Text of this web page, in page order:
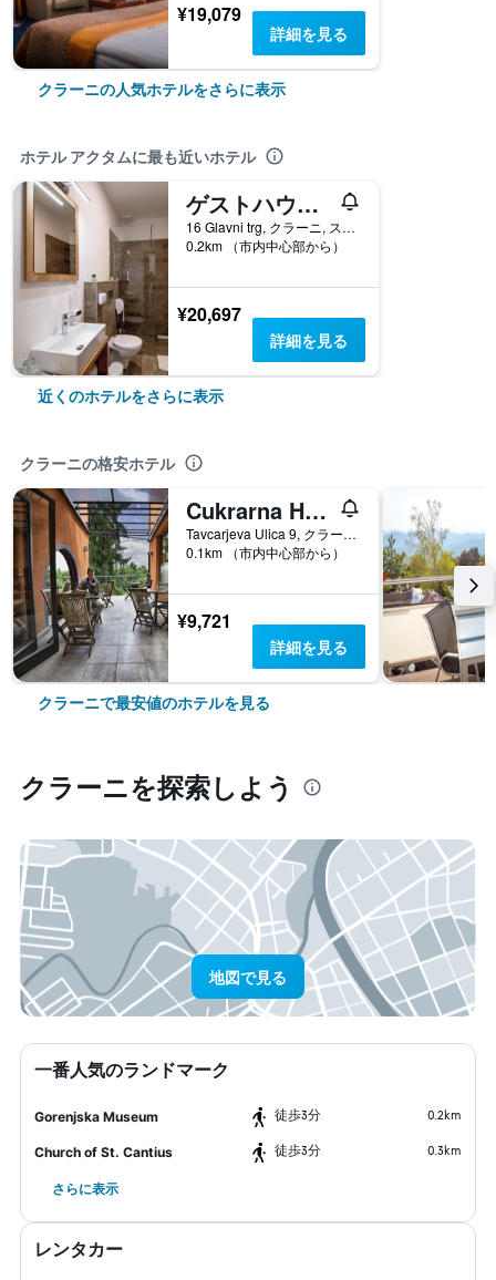
¥19,079
詳細を見る
クラーニの人気ホテルをさらに表示
ホテル アクタムに最も近いホテル
ゲストハウス スタリ マイール
16 Glavni trg, クラーニ, スロベニア
0.2km （市内中心部から）
¥20,697
詳細を見る
近くのホテルをさらに表示
クラーニの格安ホテル
Cukrarna Hostel
Tavcarjeva Ulica 9, クラーニ, スロベニア
0.1km （市内中心部から）
¥9,721
詳細を見る
クラーニで最安値のホテルを見る
クラーニ​を探索しよう
地図で見る
一番人気のランドマーク
Gorenjska Museum ​徒歩3分 0.2km
Church of St. Cantius ​徒歩3分 0.3km
さらに表示
レンタカー